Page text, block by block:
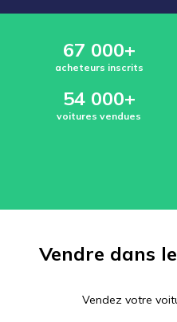
67 000+
acheteurs inscrits
54 000+
voitures vendues
Vendre dans
Vendez votre